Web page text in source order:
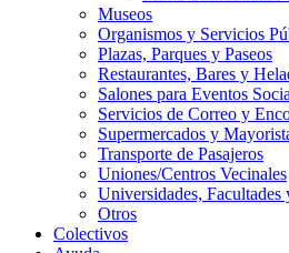
Museos
Organismos y Servicios
Plazas, Parques y Paseos
Restaurantes, Bares y
Salones para Eventos
Servicios de Correo y
Supermercados y
Transporte de Pasajeros
Uniones/Centros Vecinales
Universidades, Facultades
Otros
Colectivos